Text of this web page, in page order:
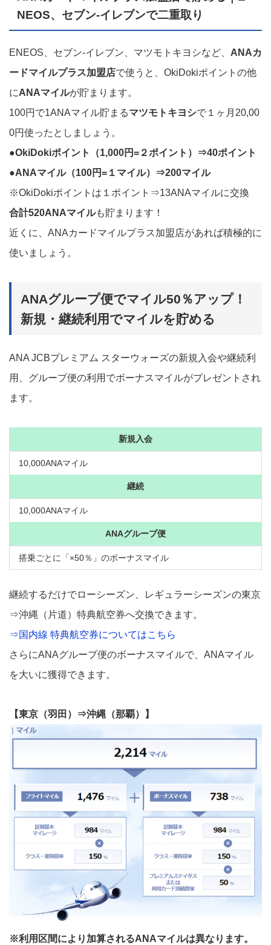
NEOS、セブン-イレブンで二重取り
ENEOS、セブン-イレブン、マツモトキヨシなど、 ANAカ
ードマイルプラス加盟店で使うと、OkiDokiポイントの他
にANAマイルが貯まります。
100円で1ANAマイル貯まるマツモトキヨシで１ヶ月20,00
0円使ったとしましょう。
●OkiDokiポイント（1,000円=２ポイント）⇒40ポイント
●ANAマイル（100円=１マイル）⇒200マイル
※OkiDokiポイントは１ポイント⇒13ANAマイルに交換
合計520ANAマイルも貯まります！
近くに、ANAカードマイルプラス加盟店があれば積極的に
使いましょう。
ANAグループ便でマイル50％アップ！
新規・継続利用でマイルを貯める
ANA JCBプレミアム スターウォーズの新規入会や継続利
用、グループ便の利用でボーナスマイルがプレゼントされ
ます。
新規入会
10,000ANAマイル
継続
10,000ANAマイル
ANAグループ便
搭乗ごとに「×50％」のボーナスマイル
継続するだけでローシーズン、レギュラーシーズンの東京
⇒沖縄（片道）特典航空券へ交換できます。
⇒国内線 特典航空券についてはこちら
さらにANAグループ便のボーナスマイルで、ANAマイル
を大いに獲得できます。
【東京（羽田）⇒沖縄（那覇）】
※利用区間により加算されるANAマイルは異なります。